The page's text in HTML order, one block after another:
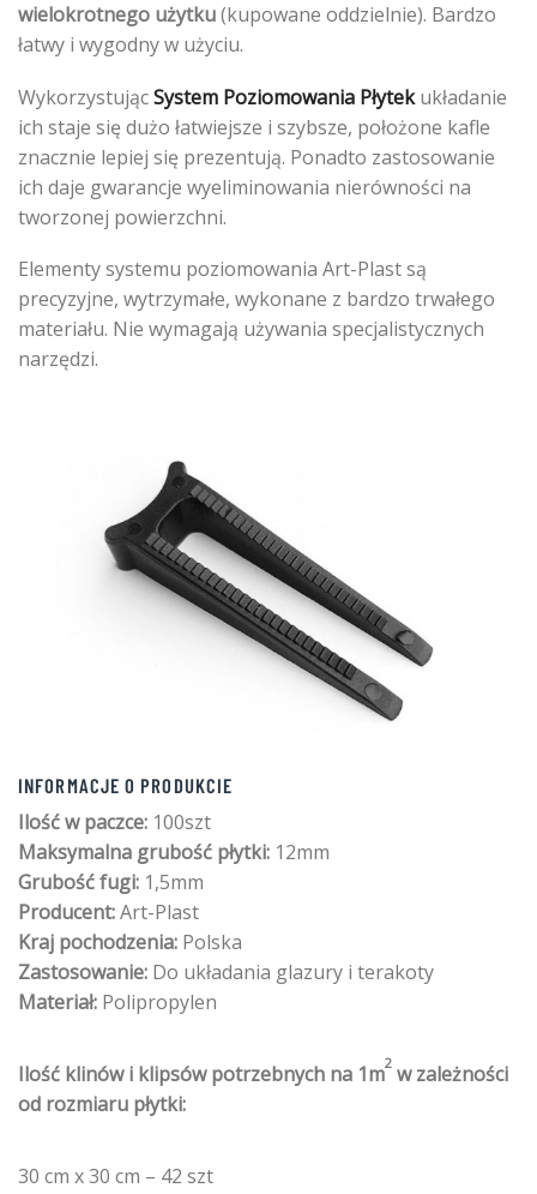
wielokrotnego użytku(kupowane oddzielnie). Bardzo
łatwy i wygodny w użyciu.
WykorzystującSystem Poziomowania Płytekukładanie
ich staje się dużo łatwiejsze i szybsze, położone kafle
znacznie lepiej się prezentują. Ponadto zastosowanie
ich daje gwarancje wyeliminowania nierówności na
tworzonej powierzchni.
Elementy systemu poziomowania Art-Plast są
precyzyjne, wytrzymałe, wykonane z bardzo trwałego
materiału. Nie wymagają używania specjalistycznych
narzędzi.
INFORMACJE O PRODUKCIE
Ilość w paczce: 100szt
Maksymalna grubość płytki: 12mm
Grubość fugi: 1,5mm
Producent:Art-Plast
Kraj pochodzenia: Polska
Zastosowanie: Do układania glazury i terakoty
Materiał: Polipropylen
Ilość klinów i klipsów potrzebnych na 1m2 w zależności
od rozmiaru płytki:
30 cm x 30 cm – 42 szt